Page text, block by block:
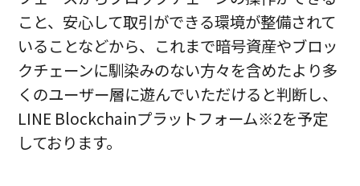
こと、安心して取引ができる環境が整備されて
いることなどから、これまで暗号資産やブロッ
クチェーンに馴染みのない方々を含めたより多
くのユーザー層に遊んでいただけると判断し、
LINE Blockchainプラットフォーム※2を予定
しております。